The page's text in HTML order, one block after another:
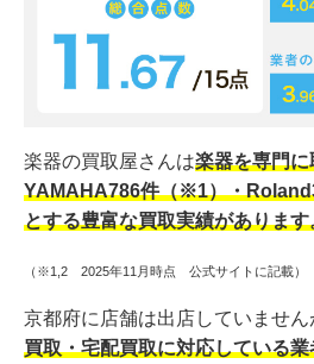
楽器の買取屋さんは楽器を専門
YAMAHA786件（※1）・
とする豊富な買取実績があります
（※1,2 2025年11月時点 公式サイトに記載）
京都府に店舗は出店していませ
買取・宅配買取に対応している業